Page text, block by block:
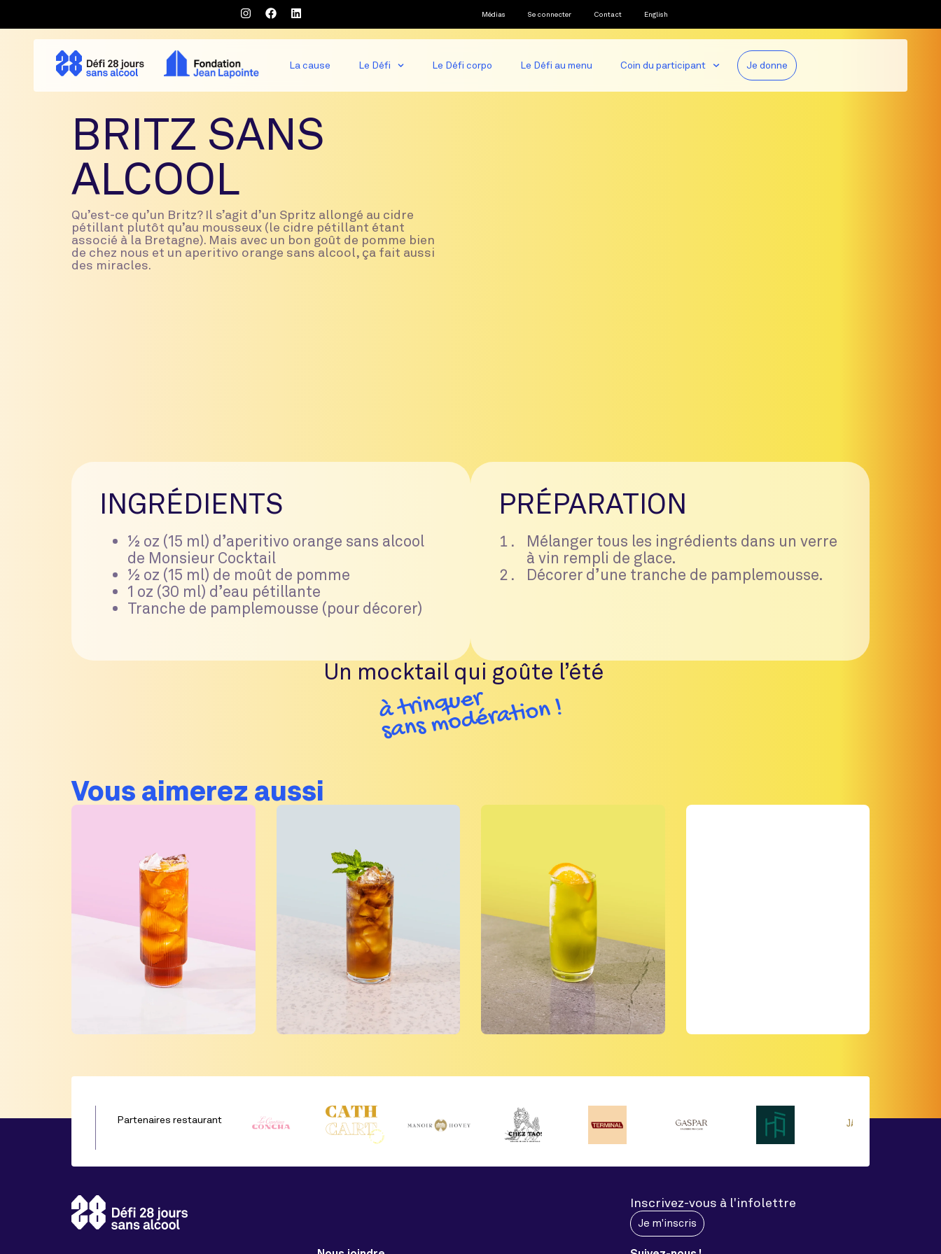
Médias Se connecter Contact English
La cause Le Défi Le Défi corpo Le Défi au menu Coin du participant Je donne
BRITZ SANS
ALCOOL
Qu’est-ce qu’un Britz? Il s’agit d’un Spritz allongé au cidre
pétillant plutôt qu’au mousseux (le cidre pétillant étant
associé à la Bretagne). Mais avec un bon goût de pomme bien
de chez nous et un aperitivo orange sans alcool, ça fait aussi
des miracles.
INGRÉDIENTS
½ oz (15 ml) d’aperitivo orange sans alcool
de Monsieur Cocktail
½ oz (15 ml) de moût de pomme
1 oz (30 ml) d’eau pétillante
Tranche de pamplemousse (pour décorer)
PRÉPARATION
Mélanger tous les ingrédients dans un verre
à vin rempli de glace.
Décorer d’une tranche de pamplemousse.
Un mocktail qui goûte l’été
Vous aimerez aussi
Partenaires restaurant
Inscrivez-vous à l'infolettre
Je m'inscris